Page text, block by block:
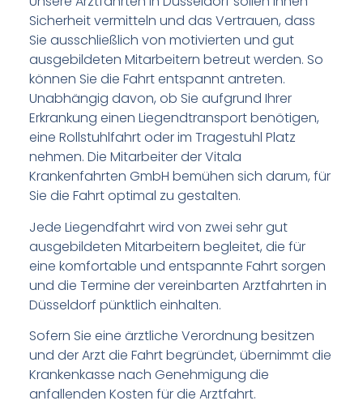
Sicherheit vermitteln und das Vertrauen, dass
Sie ausschließlich von motivierten und gut
ausgebildeten Mitarbeitern betreut werden. So
können Sie die Fahrt entspannt antreten.
Unabhängig davon, ob Sie aufgrund Ihrer
Erkrankung einen Liegendtransport benötigen,
eine Rollstuhlfahrt oder im Tragestuhl Platz
nehmen. Die Mitarbeiter der Vitala
Krankenfahrten GmbH bemühen sich darum, für
Sie die Fahrt optimal zu gestalten.
Jede Liegendfahrt wird von zwei sehr gut
ausgebildeten Mitarbeitern begleitet, die für
eine komfortable und entspannte Fahrt sorgen
und die Termine der vereinbarten Arztfahrten in
Düsseldorf pünktlich einhalten.
Sofern Sie eine ärztliche Verordnung besitzen
und der Arzt die Fahrt begründet, übernimmt die
Krankenkasse nach Genehmigung die
anfallenden Kosten für die Arztfahrt.